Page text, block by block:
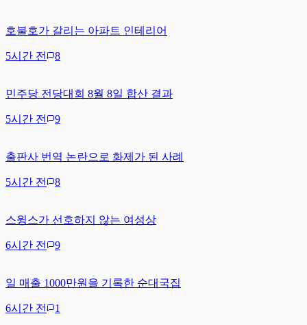
호불호가 갈리는 아파트 인테리어
5시간 전 8
민주당 전당대회 8월 8일 합산 결과
5시간 전 9
출판사 번역 논란으로 화제가 된 사례
5시간 전 8
스윙스가 선호하지 않는 여성상
6시간 전 9
일 매출 1000만원을 기록한 순대국집
6시간 전 1